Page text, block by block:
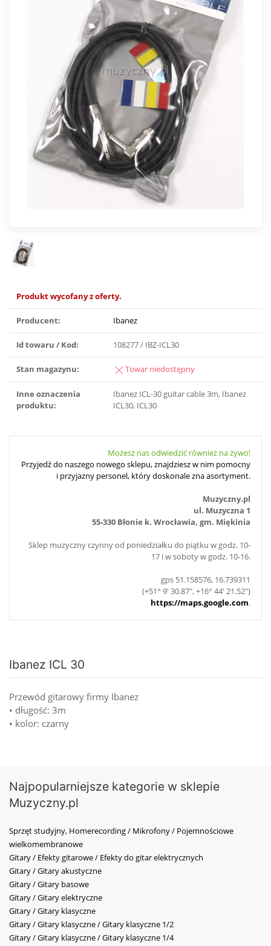
Produkt wycofany z oferty.
Producent: Ibanez
Id towaru / Kod: 108277 / IBZ-ICL30
Stan magazynu: Towar niedostępny
Inne oznaczenia
produktu:
Ibanez ICL-30 guitar cable 3m, Ibanez
ICL30, ICL30
Możesz nas odwiedzić również na żywo!
Przyjedź do naszego nowego sklepu, znajdziesz w nim pomocny
i przyjazny personel, który doskonale zna asortyment.
Muzyczny.pl
ul. Muzyczna 1
55-330 Błonie k. Wrocławia, gm. Miękinia
Sklep muzyczny czynny od poniedziałku do piątku w godz. 10-
17 i w soboty w godz. 10-16.
gps 51.158576, 16.739311
(+51° 9' 30.87", +16° 44' 21.52")
https://maps.google.com.
Ibanez ICL 30
Przewód gitarowy firmy Ibanez
• długość: 3m
• kolor: czarny
Najpopularniejsze kategorie w sklepie
Muzyczny.pl
Sprzęt studyjny, Homerecording / Mikrofony / Pojemnościowe
wielkomembranowe
Gitary / Efekty gitarowe / Efekty do gitar elektrycznych
Gitary / Gitary akustyczne
Gitary / Gitary basowe
Gitary / Gitary elektryczne
Gitary / Gitary klasyczne
Gitary / Gitary klasyczne / Gitary klasyczne 1/2
Gitary / Gitary klasyczne / Gitary klasyczne 1/4